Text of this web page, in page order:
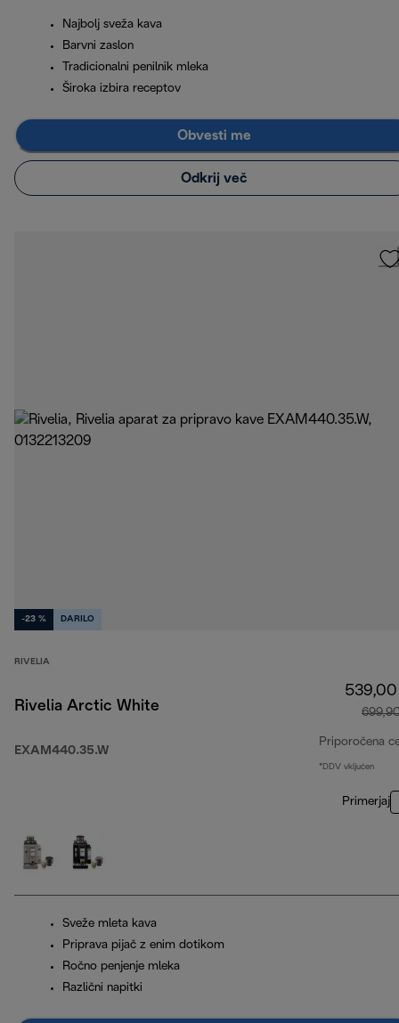
Najbolj sveža kava
Barvni zaslon
Tradicionalni penilnik mleka
Široka izbira receptov
Obvesti me
Odkrij več
-23 % DARILO
RIVELIA
Rivelia Arctic White
EXAM440.35.W
Priporočena
*DDV vključen
Primerjaj
Sveže mleta kava
Priprava pijač z enim dotikom
Ročno penjenje mleka
Različni napitki